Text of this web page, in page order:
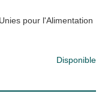
pour l'Alimentation
Disponible